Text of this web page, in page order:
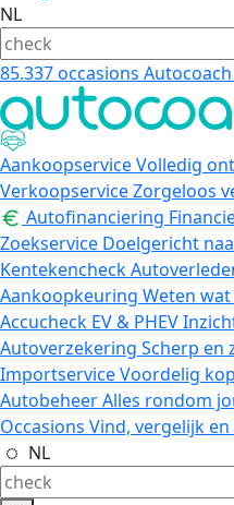
NL
85.337occasions
AankoopserviceVolledig
VerkoopserviceZorgeloos
Autofinanciering
Zoekservice Doelgericht
Kentekencheck
Aankoopkeuring Weten
Accucheck EV & PHEV
Autoverzekering Scherp en
ImportserviceVoordelig
AutobeheerAlles rondom
Occasions Vind, vergelijk
NL